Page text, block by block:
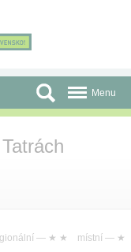
Menu
— ★ ★ místní — ★